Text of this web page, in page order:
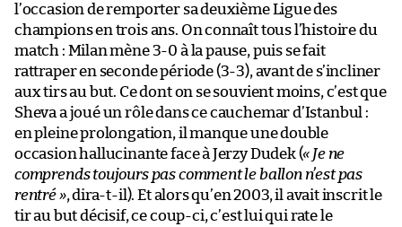
l’occasion de remporter sa deuxième Ligue des
champions en trois ans. On connaît tous l’histoire du
match : Milan mène 3-0 à la pause, puis se fait
rattraper en seconde période (3-3), avant de s’incliner
aux tirs au but. Ce dont on se souvient moins, c’est que
Sheva a joué un rôle dans ce cauchemar d’Istanbul :
en pleine prolongation, il manque une double
occasion hallucinante face à Jerzy Dudek (« Je ne
comprends toujours pas comment le ballon n’est pas
rentré », dira-t-il). Et alors qu’en 2003, il avait inscrit le
tir au but décisif, ce coup-ci, c’est lui qui rate le